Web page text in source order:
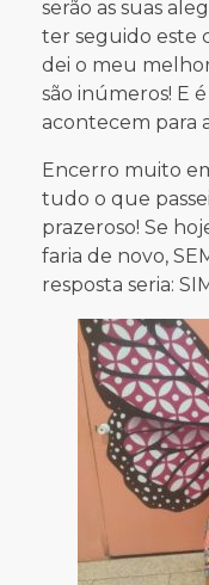
serão as suas
ter seguido este
dei o meu
são inúmeros! E
acontecem para
Encerro muito
tudo o que
prazeroso! Se
faria de novo,
resposta seria: